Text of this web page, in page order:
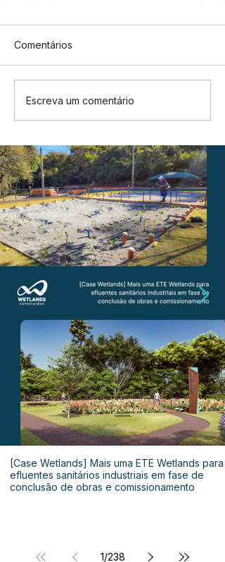
Comentários
Escreva um comentário
[Case Wetlands] Mais uma ETE Wetlands para
efluentes sanitários industriais em fase de
conclusão de obras e comissionamento
1/238